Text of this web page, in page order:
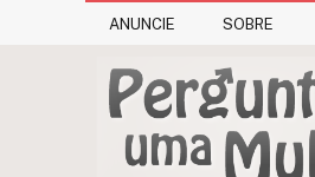
ANUNCIE SOBRE